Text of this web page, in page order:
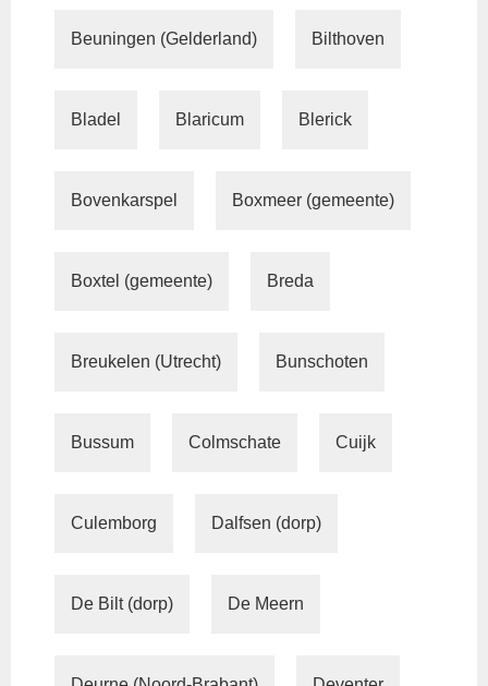
Beuningen (Gelderland) Bilthoven
Bladel Blaricum Blerick
Bovenkarspel Boxmeer (gemeente)
Boxtel (gemeente) Breda
Breukelen (Utrecht) Bunschoten
Bussum Colmschate Cuijk
Culemborg Dalfsen (dorp)
De Bilt (dorp) De Meern